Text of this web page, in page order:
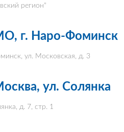
регион"
г. Наро-Фоминск
ул. Московская, д. 3
ул. Солянка
д. 7, стр. 1